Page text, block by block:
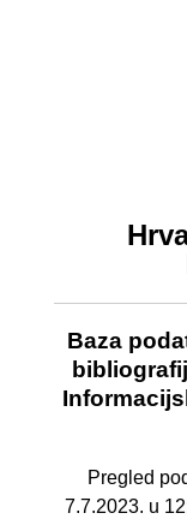
Baza
Pregled
7.7.2023. u